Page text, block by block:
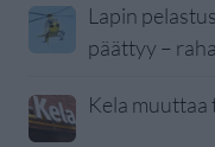
Lapin
päättyy –
Kela